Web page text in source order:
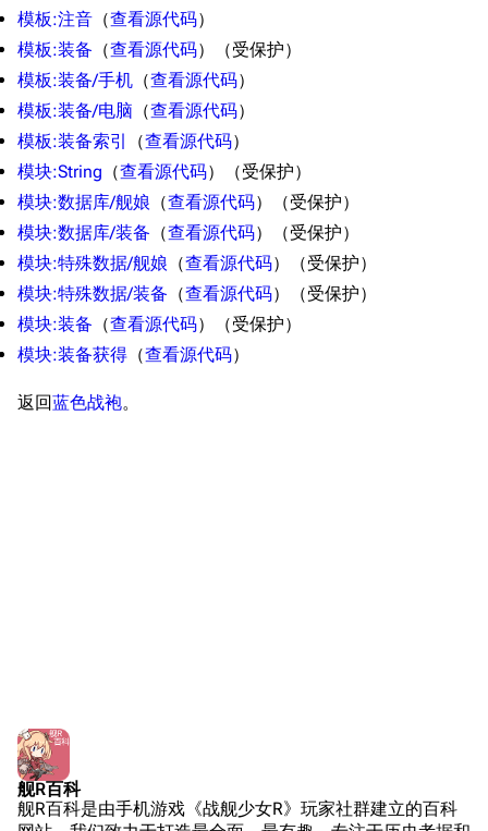
放映厅
战区支队基地
特别船坞
舰船归宿一览
舰名溯源
舰艇徽章与格言
图纸舰与未成舰
蒸汽轮机基础
美海军惯导系统
意大利军舰一览
旧日本八八舰队
旧日本军舰一览
近代中国图纸舰
Secret Projects论
坛
Shipbucket像素战
舰
战舰计划1900-
模板:注音 ​（查看源代码）​
模板:装备 ​（查看源代码）​（受保护）
模板:装备/手机 ​（查看源代码）​
模板:装备/电脑 ​（查看源代码）​
模板:装备索引
​（查看源代码）​
模块:String ​（查看源代码）​（受保护）
模块:数据库/舰娘 ​（查看源代码）​（受保护）
模块:数据库/装备 ​（查看源代码）​（受保护）
模块:特殊数据/舰娘 ​（查看源代码）​（受保护）
模块:特殊数据/装备 ​（查看源代码）​（受保护）
模块:装备 ​（查看源代码）​（受保护）
模块:装备获得 ​（查看源代码）​
返回蓝色战袍。
舰R百科
舰R百科是由手机游戏《战舰少女R》玩家社群建立的百科